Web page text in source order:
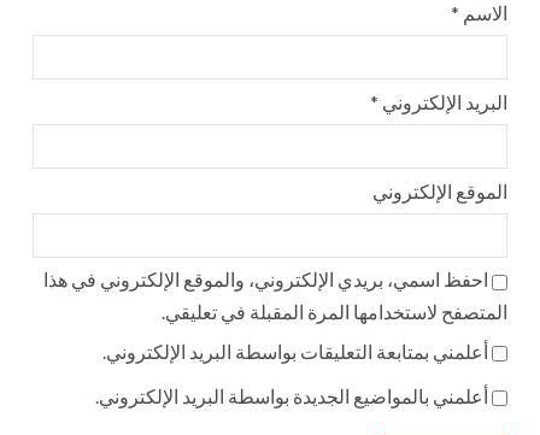
الاسم *
البريد الإلكتروني *
الموقع الإلكتروني
احفظ اسمي، بريدي الإلكتروني، والموقع الإلكتروني في هذا
المتصفح لاستخدامها المرة المقبلة في تعليقي.
أعلمني بمتابعة التعليقات بواسطة البريد الإلكتروني.
أعلمني بالمواضيع الجديدة بواسطة البريد الإلكتروني.